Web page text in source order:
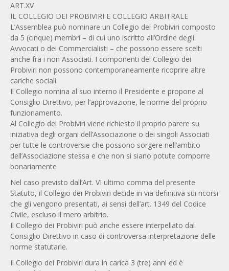
ART.XV
IL COLLEGIO DEI PROBIVIRI E COLLEGIO ARBITRALE
L’Assemblea può nominare un Collegio dei Probiviri composto
da 5 (cinque) membri – di cui uno iscritto all’Ordine degli
Avvocati o dei Commercialisti – che possono essere scelti
anche fra i non Associati. I componenti del Collegio dei
Probiviri non possono contemporaneamente ricoprire altre
cariche sociali.
Il Collegio nomina al suo interno il Presidente e propone al
Consiglio Direttivo, per l’approvazione, le norme del proprio
funzionamento.
Al Collegio dei Probiviri viene richiesto il proprio parere su
iniziativa degli organi dell’Associazione o dei singoli Associati
per tutte le controversie che possono sorgere nell’ambito
dell’Associazione stessa e che non si siano potute comporre
bonariamente
Nel caso previsto dall’Art. VI ultimo comma del presente
Statuto, il Collegio dei Probiviri decide in via definitiva sui ricorsi
che gli vengono presentati, ai sensi dell’art. 1349 del Codice
Civile, escluso il mero arbitrio.
Il Collegio dei Probiviri può anche essere interpellato dal
Consiglio Direttivo in caso di controversa interpretazione delle
norme statutarie.
Il Collegio dei Probiviri dura in carica 3 (tre) anni ed è